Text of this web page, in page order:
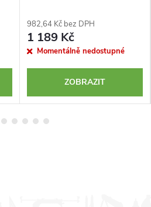
982,64 Kč bez DPH
1 189 Kč
Momentálně nedostupné
ZOBRAZIT